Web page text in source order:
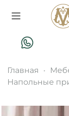
Главная
Напольные